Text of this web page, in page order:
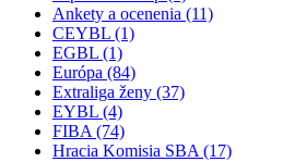
Ankety a ocenenia (11)
CEYBL (1)
EGBL (1)
Európa (84)
Extraliga ženy (37)
EYBL (4)
FIBA (74)
Hracia Komisia SBA (17)